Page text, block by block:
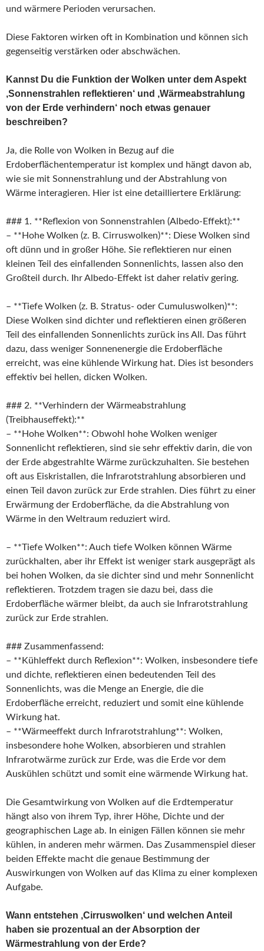
und wärmere Perioden verursachen.
Diese Faktoren wirken oft in Kombination und können sich
gegenseitig verstärken oder abschwächen.
Kannst Du die Funktion der Wolken unter dem Aspekt
‚Sonnenstrahlen reflektieren‘ und ‚Wärmeabstrahlung
von der Erde verhindern‘ noch etwas genauer
beschreiben?
Ja, die Rolle von Wolken in Bezug auf die
Erdoberflächentemperatur ist komplex und hängt davon ab,
wie sie mit Sonnenstrahlung und der Abstrahlung von
Wärme interagieren. Hier ist eine detailliertere Erklärung:
### 1. **Reflexion von Sonnenstrahlen (Albedo-Effekt):**
– **Hohe Wolken (z. B. Cirruswolken)**: Diese Wolken sind
oft dünn und in großer Höhe. Sie reflektieren nur einen
kleinen Teil des einfallenden Sonnenlichts, lassen also den
Großteil durch. Ihr Albedo-Effekt ist daher relativ gering.
– **Tiefe Wolken (z. B. Stratus- oder Cumuluswolken)**:
Diese Wolken sind dichter und reflektieren einen größeren
Teil des einfallenden Sonnenlichts zurück ins All. Das führt
dazu, dass weniger Sonnenenergie die Erdoberfläche
erreicht, was eine kühlende Wirkung hat. Dies ist besonders
effektiv bei hellen, dicken Wolken.
### 2. **Verhindern der Wärmeabstrahlung
(Treibhauseffekt):**
– **Hohe Wolken**: Obwohl hohe Wolken weniger
Sonnenlicht reflektieren, sind sie sehr effektiv darin, die von
der Erde abgestrahlte Wärme zurückzuhalten. Sie bestehen
oft aus Eiskristallen, die Infrarotstrahlung absorbieren und
einen Teil davon zurück zur Erde strahlen. Dies führt zu einer
Erwärmung der Erdoberfläche, da die Abstrahlung von
Wärme in den Weltraum reduziert wird.
– **Tiefe Wolken**: Auch tiefe Wolken können Wärme
zurückhalten, aber ihr Effekt ist weniger stark ausgeprägt als
bei hohen Wolken, da sie dichter sind und mehr Sonnenlicht
reflektieren. Trotzdem tragen sie dazu bei, dass die
Erdoberfläche wärmer bleibt, da auch sie Infrarotstrahlung
zurück zur Erde strahlen.
### Zusammenfassend:
– **Kühleffekt durch Reflexion**: Wolken, insbesondere tiefe
und dichte, reflektieren einen bedeutenden Teil des
Sonnenlichts, was die Menge an Energie, die die
Erdoberfläche erreicht, reduziert und somit eine kühlende
Wirkung hat.
– **Wärmeeffekt durch Infrarotstrahlung**: Wolken,
insbesondere hohe Wolken, absorbieren und strahlen
Infrarotwärme zurück zur Erde, was die Erde vor dem
Auskühlen schützt und somit eine wärmende Wirkung hat.
Die Gesamtwirkung von Wolken auf die Erdtemperatur
hängt also von ihrem Typ, ihrer Höhe, Dichte und der
geographischen Lage ab. In einigen Fällen können sie mehr
kühlen, in anderen mehr wärmen. Das Zusammenspiel dieser
beiden Effekte macht die genaue Bestimmung der
Auswirkungen von Wolken auf das Klima zu einer komplexen
Aufgabe.
Wann entstehen ‚Cirruswolken‘ und welchen Anteil
haben sie prozentual an der Absorption der
Wärmestrahlung von der Erde?